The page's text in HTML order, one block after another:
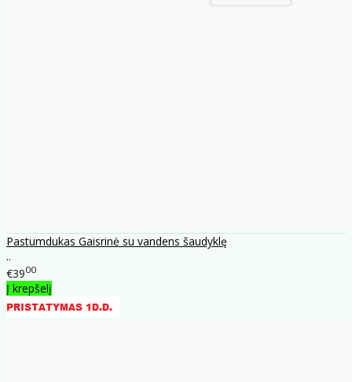
Pastumdukas Gaisrinė su vandens šaudyklę
..
€3900
Į krepšelį